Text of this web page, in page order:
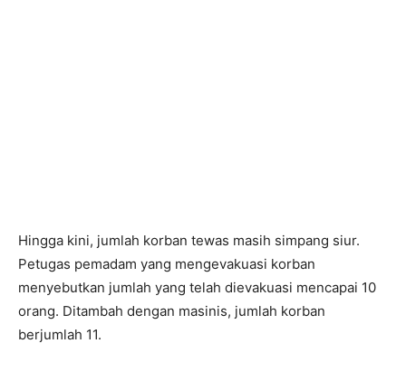
Hingga kini, jumlah korban tewas masih simpang siur.
Petugas pemadam yang mengevakuasi korban
menyebutkan jumlah yang telah dievakuasi mencapai 10
orang. Ditambah dengan masinis, jumlah korban
berjumlah 11.